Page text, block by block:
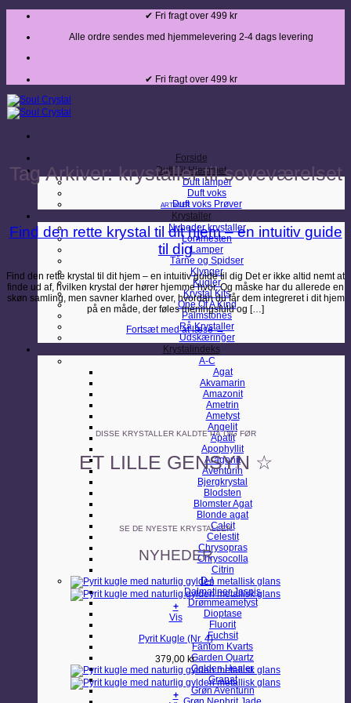
Fortsæt
indhold
✔ Fri fragt over 499 kr
Alle ordre sendes med hjemmelevering 2-4 dags levering
✔ Fri fragt over 499 kr
Forside
Duft Til Hjemmet
Duft lamper
Duft voks
Duft voks Prøver
Krystaller
Nyheder krystaller
Lommesten
Lamper
Tårne og Spidser
Klynger
Kugler
Krystal Kits
One Of A Kind
Palmstones
Rå Krystaller
Udskæringer
Krystalindeks
A-C
Agat
Akvamarin
Amazonit
Ametrin
Ametyst
Angelit
Apatit
Apophyllit
Aragonit
Aventurin
Bjergkrystal
Blodsten
Blomster Agat
Blonde agat
Calcit
Celestit
Chrysopras
Chrysocolla
Citrin
D-I
Dalmatiner Jaspis
Drømmeametyst
Dioptase
Fluorit
Fuchsit
Fantom Kvarts
Garden Quartz
Golden Healer
Granat
Grøn Aventurin
Tag Arkiver:krystaller til soveværelset
ARTIKLER
Find den rette krystal til dit hjem – en intuitiv guide
til dig
Find den rette krystal til dit hjem – en intuitiv guide til dig Det er ikke altid nemt at
finde ud af, hvilken krystal der hører hjemme hvor. Og måske har du allerede en
skøn samling, men savner klarhed over, hvordan du får dem integreret i dit hjem
på en måde, der føles meningsfuld og […]
Fortsæt med at læse→
DISSE KRYSTALLER KALDTE PÅ DIG FØR
ET LILLE GENSYN ☆
SE DE NYESTE KRYSTALLER
NYHEDER
+
Vis
Pyrit Kugle (Nr. 4)
379,00 kr.
+